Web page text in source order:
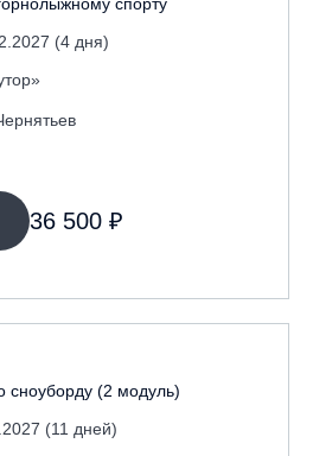
с. Новоабзаково, ГЛЦ
курорт «Игора»
парк под мостом Бетанкура
РБ
Вейк-клуб «Мастер»
(4 дня)
36 500 ₽
сноуборду (2 модуль)
(11 дней)